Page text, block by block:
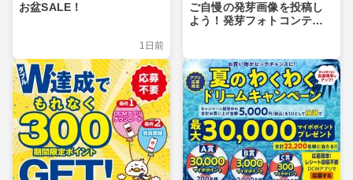
お盆SALE！
1日前
ご自慢の発芽画像を投稿し
よう！発芽フォトコンテス